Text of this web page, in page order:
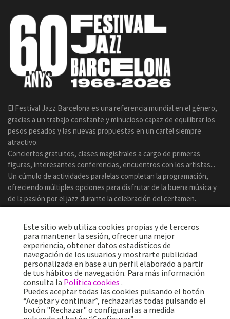
El Festival Jazz Barcelona es una referencia mundial en el género,
gracias a un trabajo constante y minucioso capaz de equilibrar los
pesos pesados y las nuevas propuestas en un cartel siempre
atractivo.
Conciertos gratuitos, clases magistrales a cargo de primeras
figuras, interesantes conferencias, encuentros con los artistas...
Un cúmulo de actividades paralelas completan la programación,
ofreciendo múltiples opciones para disfrutar de la buena música y
de la pasión por el jazz durante la celebración del certamen.
Más de 25 años ofreciendo la mejor música en directo desde
Este sitio web utiliza cookies propias y de terceros
para mantener la sesión, ofrecer una mejor
experiencia, obtener datos estadísticos de
navegación de los usuarios y mostrarte publicidad
personalizada en base a un perfil elaborado a partir
de tus hábitos de navegación. Para más información
consulta la Política cookies .
Puedes aceptar todas las cookies pulsando el botón
“Aceptar y continuar”, rechazarlas todas pulsando el
botón "Rechazar" o configurarlas a medida